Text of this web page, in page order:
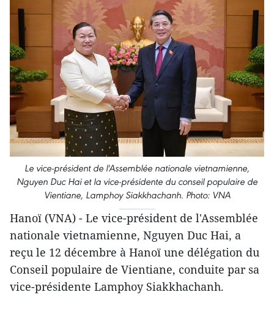
Le vice-président de l'Assemblée nationale vietnamienne,
Nguyen Duc Hai et la vice-présidente du conseil populaire de
Vientiane, Lamphoy Siakkhachanh. Photo: VNA
Hanoï (VNA) - Le vice-président de l'Assemblée
nationale vietnamienne, Nguyen Duc Hai, a
reçu le 12 décembre à Hanoï une délégation du
Conseil populaire de Vientiane, conduite par sa
vice-présidente Lamphoy Siakkhachanh.